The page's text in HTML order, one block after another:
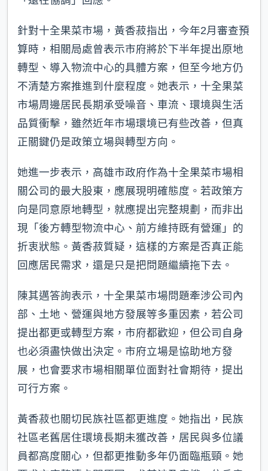
針對十全果菜市場，黃香菽指出，今年2月審查預
算時，相關局處曾表示市府將於下半年提出原地
轉型、導入物流中心的具體方案，但至今地方仍
不清楚方案推進到什麼程度。她表示，十全果菜
市場周邊居民長期承受噪音、車流、環境與生活
品質衝擊，雖然近年市場環境已有些改善，但真
正關鍵仍是政策立場與轉型方向。
她進一步表示，高雄市政府作為十全果菜市場相
關公司的最大股東，應展現明確態度。若政策方
向是同意原地轉型，就應提出完整規劃，而非出
現「後方轉型物流中心、前方維持既有營運」的
折衷狀態。黃香菽質疑，這樣的方案是否真正能
回應居民需求，還是只是把問題繼續拖下去。
陳其邁答詢表示，十全果菜市場問題牽涉公司內
部、土地、營運與地方發展等多重因素，若公司
提出都更或轉型方案，市府都歡迎，但公司自身
也必須盡快做出決定。市府立場是協助地方發
展，也會要求市場相關單位面對社會期待，提出
可行方案。
黃香菽也關切民族社區都更進度。她指出，民族
社區老舊居住環境長期未獲改善，居民與多位議
員都高度關心，但都更推動多年仍面臨瓶頸。她